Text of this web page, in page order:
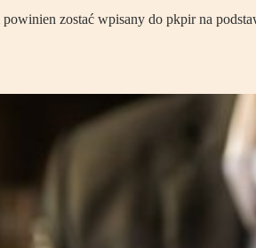
zostać wpisany do pkpir na